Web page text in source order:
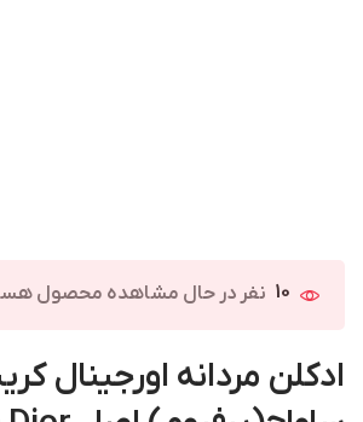
10 نفر در حال مشاهده محصول
ادکلن مردانه اورجینال